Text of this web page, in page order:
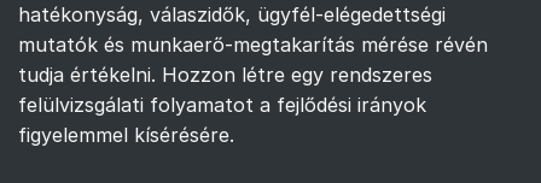
hatékonyság, válaszidők, ügyfél-elégedettségi
mutatók és munkaerő-megtakarítás mérése révén
tudja értékelni. Hozzon létre egy rendszeres
felülvizsgálati folyamatot a fejlődési irányok
figyelemmel kísérésére.